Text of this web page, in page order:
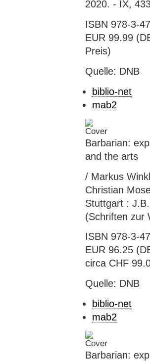
2020. - IX,
ISBN 978-3-
EUR 99.99
Preis)
Quelle: DNB
biblio-net
mab2
Barbarian:
and the arts
/ Markus
Christian
Stuttgart :
(Schriften zur
ISBN 978-3-
EUR 96.25
circa CHF
Quelle: DNB
biblio-net
mab2
Barbarian: